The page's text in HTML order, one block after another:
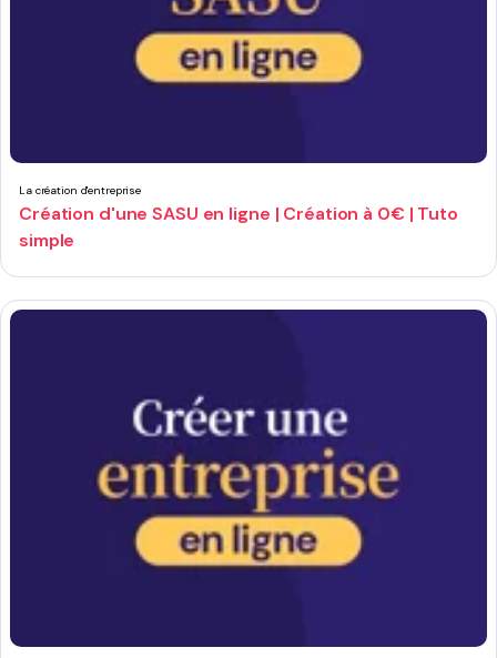
La création d'entreprise
Création d'une SASU en ligne | Création à 0€ | Tuto
simple